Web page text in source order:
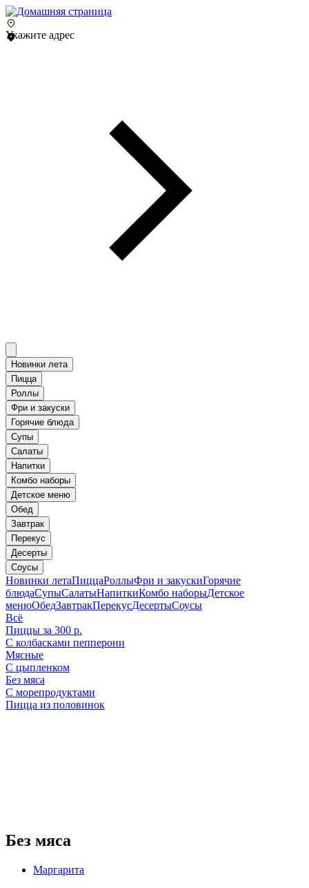
Укажите адрес
Новинки лета
Пицца
Роллы
Фри и закуски
Горячие блюда
Супы
Салаты
Напитки
Комбо наборы
Детское меню
Обед
Завтрак
Перекус
Десерты
Соусы
Новинки летаПиццаРоллыФри и закускиГорячие
блюдаСупыСалатыНапиткиКомбо наборыДетское
менюОбедЗавтракПерекусДесертыСоусы
Всё
Пиццы за 300 р.
С колбасками пепперони
Мясные
С цыпленком
Без мяса
С морепродуктами
Пицца из половинок
Без мяса
Маргарита